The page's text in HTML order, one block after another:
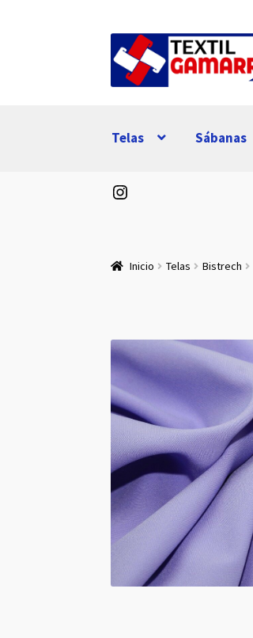
a
al
contenido
Telas Sábanas
Instagram
Inicio Telas Bistrech